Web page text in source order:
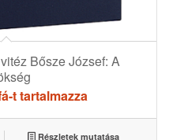
Bősze József: A
t tartalmazza
Részletek mutatása